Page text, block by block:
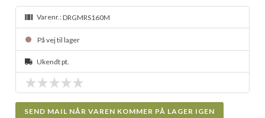
Varenr.:DRGMRS160M
På vej til lager
Ukendt pt.
SEND MAIL NÅR VAREN KOMMER PÅ LAGER IGEN